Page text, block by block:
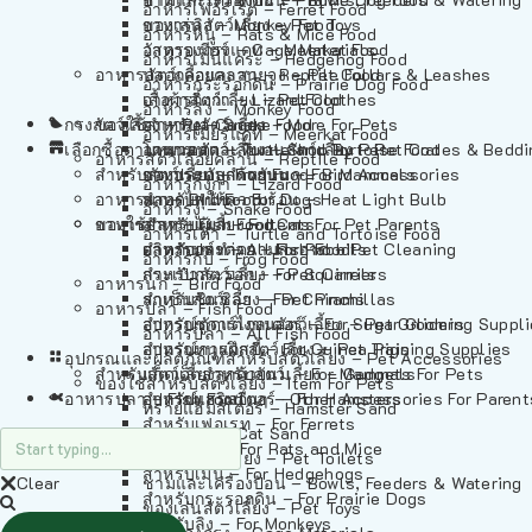
อาหารเฟอร์เร็ต – Ferret Food
อาหารหนู – Rats & Mice Food
อาหารเม่นแคระ – Hedgehog Food
อาหารกระรอกดิน – Prairie Dog Food
อาหารลิง – Monkey Food
อาหารเมียร์แคท – Meerkat Food
อาหารสัตว์เลี้อยคลาน – Reptile Food
อาหารกิ้งก่า – Lizard Food
อาหารงู – Snake Food
อาหารเต่า – Turtle and Tortoise Food
อาหารกบ – Frog Food
อาหารนก – Bird Food
อาหารปลา – Fish Food
อาหารปลา – All Fish Food
อุปกรณและผลิตภัณฑ์สำหรับสัตว์เลี้ยง – Pet Accessories
ของใช้สำหรับสัตว์เลี้ยง – Item For Pets
ทรายแฮมสเตอร์ – Hamster Sand
ทรายแมว – Cat Sand
ห้องน้ำสัตว์เลี้ยง – Pet Toilets
ชามและเครื่องป้อน – Bowls, Feeders & Watering
ของเล่นสัตว์เลี้ยง – Pet Toys
อาหารลิง – Monkey Food
อาหารเมียร์แคท – Meerkat Food
อาหารสัตว์เลี้อยคลาน – Reptile Food
อาหารกิ้งก่า – Lizard Food
อาหารงู – Snake Food
อาหารเต่า – Turtle and Tortoise Food
อาหารกบ – Frog Food
อาหารนก – Bird Food
อาหารปลา – Fish Food
อาหารปลา – All Fish Food
ของเล่นสัตว์เลี้ยง – Pet Toys
วัสดุรองกรง – Cage Materials
ปลอกคอและสายจูง – Pet Collars & Leashes
เสื้อผ้าสัตว์เลี้ยง – Pet Clothes
ของใช้สำหรับสัตว์เลี้ยง – More For Pets
โดมนอนและที่นอนสัตว์เลี้ยง – Pet Crates &
ของประดับสำหรับนก – Bird Accessories
หลอดไฟให้ความร้อน – Heat Light Bulb
ของใช้สำหรับผู้เลี้ยง – Items For Pet Parents
ผลิตภัณฑ์ทำความสะอาด – Pet Cleaning
กระเป๋าสัตว์เลี้ยง – Pet Carriers
รถเข็นสัตว์เลี้ยง – Pet Prams
อุปกรณ์ตัดแต่งขนสัตว์เลี้ยง – Pet Grooming
อุปกรณ์การฝึกสัตว์เลี้ยง – Pet Training Supplies
แก็ดเจ็ตสำหรับสัตว์เลี้ยง – Gadgets For Pets
อุปกรณ์เสริมอื่นๆ – Other Accessories For
กรงสัตว์เลี้ยง – Pet Cages
เลือกซื้อตามหมวดสัตว์เลี้ยง – Shop By Pet
สำหรับสัตว์เลี้ยงลูกด้วยนม – For Mammals
สำหรับสุนัข – For Dogs
สำหรับแมว – For Cats
สำหรับกระต่าย – For Rabbits
สำหรับกระรอก – For Squirrels
สำหรับชินชิล่า – For Chinchillas
สำหรับชูการ์ไกลเดอร์ – For Sugar Gliders
สำหรับหนูแกสบี้ – For Guinea Pigs
สำหรับสัตว์เลี้ยงลูกด้วยนม – For Mammals
สำหรับแฮมสเตอร์ – For Hamsters
สำหรับเฟอเรท – For Ferrets
สำหรับหนู – For Rats and Mice
สำหรับเม่น – For Hedgehogs
สำหรับกระรอกดิน – For Prairie Dogs
สำหรับลิง – For Monkeys
อาหารปลา – Fish Food
Clear